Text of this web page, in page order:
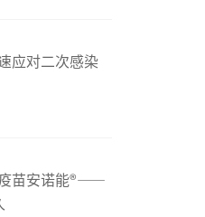
应对二次感染
苗安诺能®——